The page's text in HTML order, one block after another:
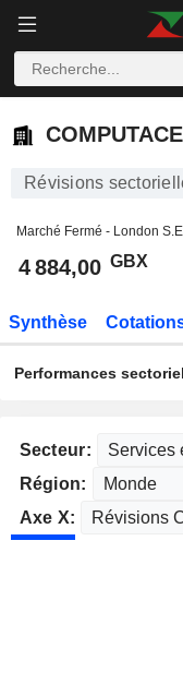
Révisions
Marché Fermé - London
4 884,00 GBX
Synthèse
Performances
Secteur:
Région:
Axe X: